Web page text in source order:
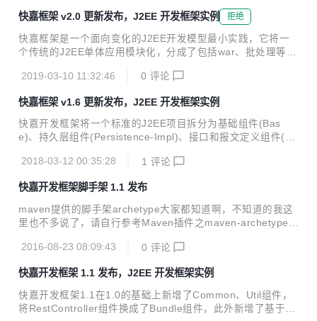
部署、启动，对外提供服务。 快嘉框架将需求迭代过程中最容
易变化的数据库持久层面和控制器层面的代码作为模块独立出
来，并通过集成快嘉代码生成插件生产代码；一般开发人员只
需要维护针对数据库定义和接口分别维护sql文件和xml文件，
在一定程度上减轻工作量。 快嘉框架将一个标准的J2EE项目
快嘉框架 v2.0 更新发布，J2EE 开发框架实例 拒绝
快嘉框架是一个面向变化的J2EE开发模型最小实践，它将一
个传统的J2EE单体应用模块化，分成了包括war、批处理等在
en构建，主应用通过spring集成它所依赖的所有jar后可以独立
易变化的数据库持久层面和控制器层面的代码作为模块独立出
来，并通过集成快嘉代码生成插件生产代码；一般开发人员只
需要维护针对数据库定义和接口分别维护sql文件和xml文件，
就可以通过快嘉代码生成插件迅速获得这部分模块代码，可以
在一定程度上减轻工作量。 快嘉框架将一个标准的J2EE项目
2019-03-10 11:32:46 0 评论
快嘉框架 v1.6 更新发布，J2EE 开发框架实例
快嘉开发框架将一个标准的J2EE项目拆分为基础组件(Bas
e)、持久层组件(Persistence-Impl)、接口和报文定义组件(Bu
vice-Impl)、批处理系统（Batch）、接口系统(Api)和接口测
接口和报文定义组件(Bundle)、接口模拟实现组件(BundleMo
ck)和接口测试组件(SDK)都可以由快嘉网平台提供的代码生成
服务生成。该框架基于spring4+mybatis3.3.0搭建，持久层为
2018-03-12 00:35:28 1 评论
快嘉开发框架脚手架 1.1 发布
maven提供的脚手架archetype大家都知道啊，不知道的我这
里也不多说了，请自行参考Maven插件之maven-archetype-p
速搭建快嘉开发框架1.1，参见快嘉开发框架1.1和示例介绍及
1，并install到本地仓库； 2、新建本地目录E:\tmp,cmd到该
目录下，
2016-08-23 08:09:43 0 评论
快嘉开发框架 1.1 发布，J2EE 开发框架实例
快嘉开发框架1.1在1.0的基础上新增了Common、Util组件，
将RestController组件换成了Bundle组件，此外新增了基于sp